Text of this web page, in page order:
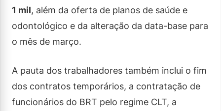
1 mil, além da oferta de planos de saúde e
odontológico e da alteração da data-base para
o mês de março.
A pauta dos trabalhadores também inclui o fim
dos contratos temporários, a contratação de
funcionários do BRT pelo regime CLT, a